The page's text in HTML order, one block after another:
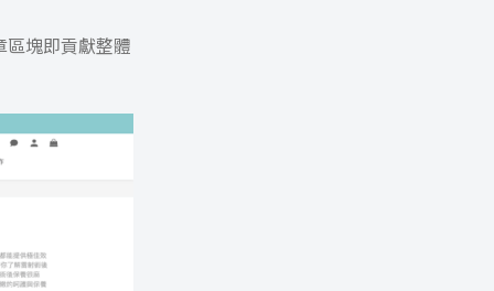
區塊即貢獻整體